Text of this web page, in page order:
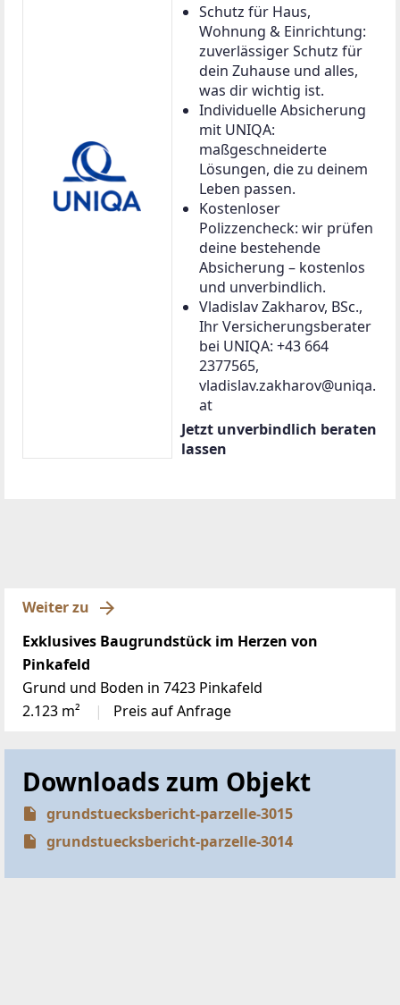
Schutz für Haus,
Wohnung & Einrichtung:
zuverlässiger Schutz für
dein Zuhause und alles,
was dir wichtig ist.
Individuelle Absicherung
mit UNIQA:
maßgeschneiderte
Lösungen, die zu deinem
Leben passen.
Kostenloser
Polizzencheck: wir prüfen
deine bestehende
Absicherung – kostenlos
und unverbindlich.
Vladislav Zakharov, BSc.,
Ihr Versicherungsberater
bei UNIQA: +43 664
2377565,
vladislav.zakharov@uniqa.
at
Jetzt unverbindlich beraten
lassen
Weiter zu
Exklusives Baugrundstück im Herzen von
Pinkafeld
Grund und Boden in 7423 Pinkafeld
2.123 m²
Preis auf Anfrage
Downloads zum Objekt
grundstuecksbericht-parzelle-3015
grundstuecksbericht-parzelle-3014